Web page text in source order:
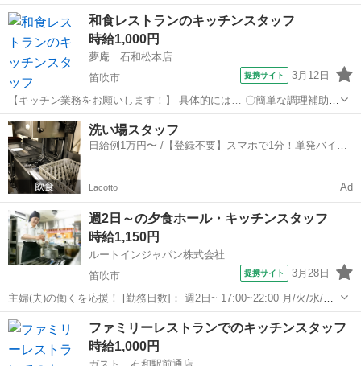
のご案内 〇お料理の提供 →ネコ型配膳ロボットが配膳業務をお手伝い
します！ 〇ご注文はタブレットからお客様自身行われます！ 〇お会計
→伝票をかざすと釣り銭ま...
山梨 笛吹市 その他
和食レストランのキッチンスタッフ
時給1,000円
夢庵 石和松本店
笛吹市
提携サイト 3月12日
【キッチン業務をお願いします！】 具体的には… 〇簡単な調理補助
〇食器洗い などをお任せします♪ バイトデビュー・ひさしぶりの復
職・人見知りさんでも大丈夫です！ みんなでサポートしますので安心
してください♪ アルバイト...
山梨 笛吹市 キッチン
洗い場スタッフ
日給例1万円〜 /【登録不要】スマホで1分！単発バイト
Lacotto Ad
週2日～の夕食ホール・キッチンスタッフ
時給1,150円
ルートインジャパン株式会社
笛吹市
提携サイト 3月28日
主婦(夫)の働くを応援！ [勤務日数]： 週2日~ 17:00~22:00 月/火/水/木/
金/土/日 などから選べます [勤務地・最寄駅]： 山梨県笛吹市石和町広
瀬1195 ホテルルートインコート甲府石和 石和温泉駅徒...
山梨 キッチン
ファミリーレストランでのキッチンスタッフ
時給1,000円